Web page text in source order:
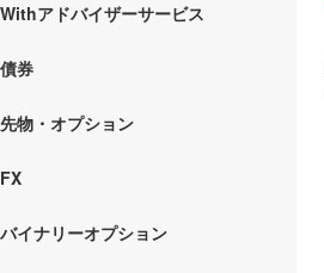
Withアドバイザーサービス
債券
先物・オプション
FX
バイナリーオプション